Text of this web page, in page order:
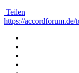
Teilen
https://